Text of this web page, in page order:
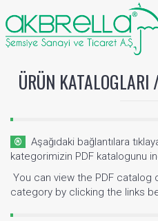
ÜRÜN KATALOGLARI
® Aşağıdaki bağlantılara tıklayarak dileğiniz Akbrella ürün
kategorimizin PDF katalogunu
 You can view the PDF
category by clicking the links